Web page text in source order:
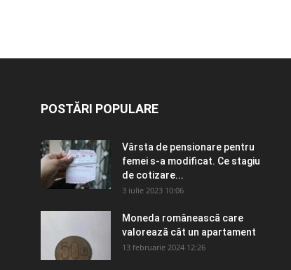
POSTĂRI POPULARE
Vârsta de pensionare pentru
femei s-a modificat. Ce stagiu
de cotizare...
3 iulie 2023 10:06
Moneda românească care
valorează cât un apartament
13 februarie 2024 12:26